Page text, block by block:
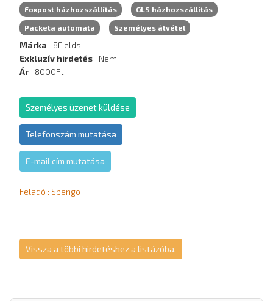
Foxpost házhozszállítás GLS házhozszállítás
Packeta automata Személyes átvétel
Márka
8Fields
Exkluzív hirdetés
Nem
Ár
8000Ft
Személyes üzenet küldése
Telefonszám mutatása
E-mail cím mutatása
Feladó : Spengo
Vissza a többi hirdetéshez a listázóba.